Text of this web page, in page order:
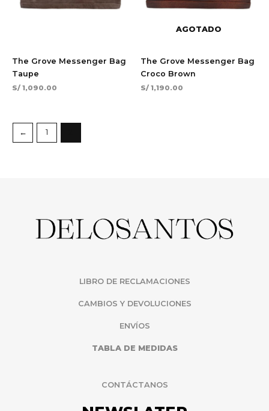
The Grove Messenger Bag
Taupe
S/ 1,090.00
AGOTADO
The Grove Messenger Bag
Croco Brown
S/ 1,190.00
← 1
LIBRO DE RECLAMACIONES
CAMBIOS Y DEVOLUCIONES
ENVÍOS
TABLA DE MEDIDAS
CONTÁCTANOS